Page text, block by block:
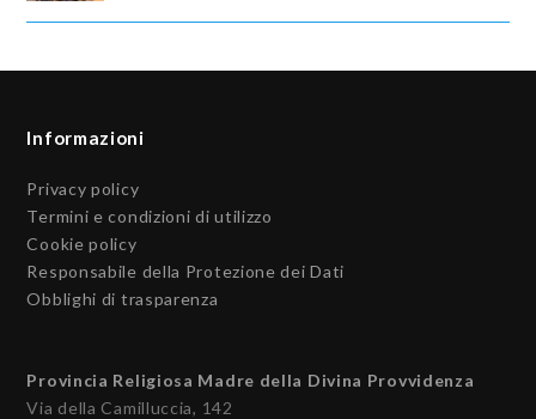
Informazioni
Privacy policy
Termini e condizioni di utilizzo
Cookie policy
Responsabile della Protezione dei Dati
Obblighi di trasparenza
Provincia Religiosa Madre della Divina Provvidenza
Via della Camilluccia, 142